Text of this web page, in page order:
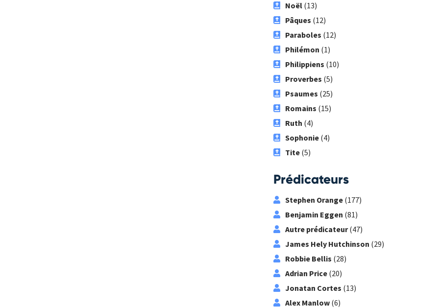
Noël(13)
Pâques (12)
Paraboles (12)
Philémon (1)
Philippiens (10)
Proverbes (5)
Psaumes (25)
Romains (15)
Ruth (4)
Sophonie(4)
Tite(5)
Prédicateurs
Stephen Orange(177)
Benjamin Eggen (81)
Autre prédicateur(47)
James Hely Hutchinson (29)
Robbie Bellis (28)
Adrian Price(20)
Jonatan Cortes (13)
Alex Manlow(6)